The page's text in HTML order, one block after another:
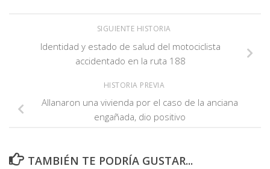
SIGUIENTE HISTORIA
Identidad y estado de salud del motociclista
accidentado en la ruta 188
HISTORIA PREVIA
Allanaron una vivienda por el caso de la anciana
engañada, dio positivo
TAMBIÉN TE PODRÍA GUSTAR...